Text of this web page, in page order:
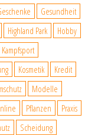
Gesundheit
Highland Park
Hobby
Kampfsport
Kosmetik
Kredit
Modelle
Pflanzen
Praxis
Scheidung